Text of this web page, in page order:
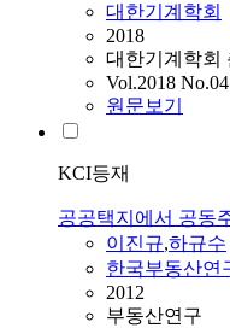
대한기계학회
2018
대한기계학회
Vol.2018 No.04
원문보기
KCI등재
공공택지에서 공동
이진규,하규수
한국부동산연
2012
부동산연구